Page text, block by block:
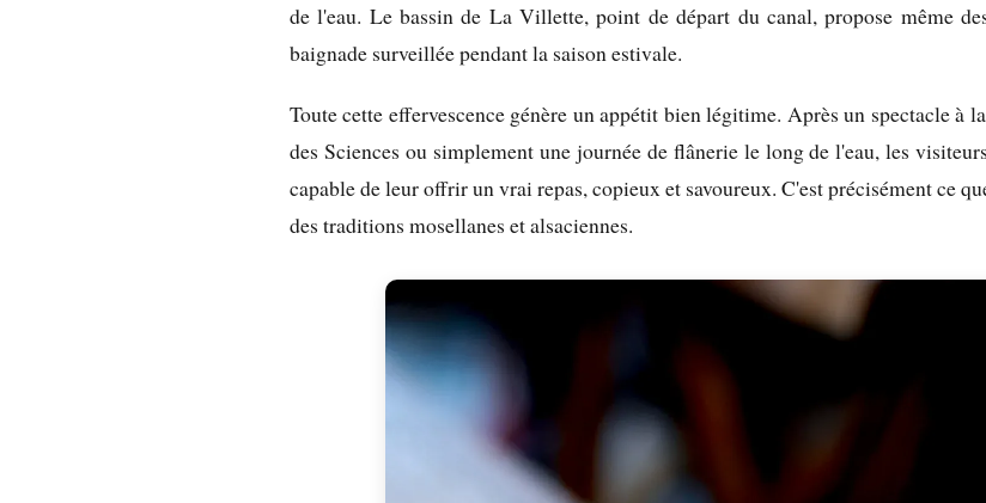
de l'eau. Le bassin de La Villette, point de départ du canal, propose même
baignade surveillée pendant la saison estivale.
Toute cette effervescence génère un appétit bien légitime. Après un spectacle à
des Sciences ou simplement une journée de flânerie le long de l'eau, les
capable de leur offrir un vrai repas, copieux et savoureux. C'est précisément ce
des traditions mosellanes et alsaciennes.